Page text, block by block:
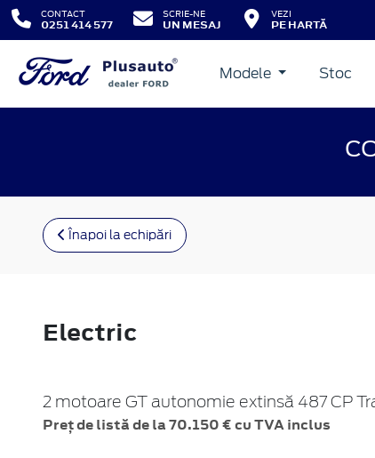
CONTACT
0251 414 577
SCRIE-NE
UN MESAJ
VEZI
PE HARTĂ
Modele Stoc
Înapoi la echipări
Electric
2 motoare GT autonomie extinsă 487 CP
Preț de listă de la 70.150 € cu TVA inclus